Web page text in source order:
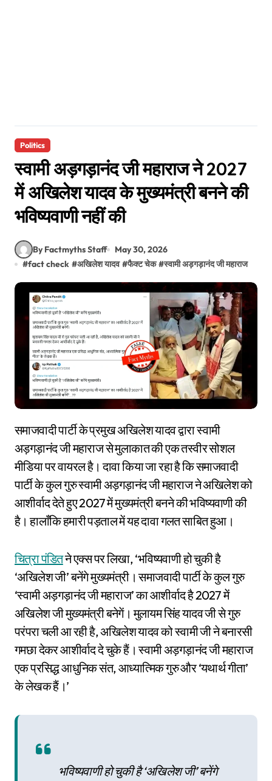
Politics
स्वामी अड़गड़ानंद जी महाराज ने 2027
में अखिलेश यादव के मुख्यमंत्री बनने की
भविष्यवाणी नहीं की
By Factmyths Staff
May 30, 2026
#fact check #अखिलेश यादव #फैक्ट चेक #स्वामी अड़गड़ानंद जी महाराज
समाजवादी पार्टी के प्रमुख अखिलेश यादव द्वारा स्वामी
अड़गड़ानंद जी महाराज से मुलाकात की एक तस्वीर सोशल
मीडिया पर वायरल है। दावा किया जा रहा है कि समाजवादी
पार्टी के कुल गुरु स्वामी अड़गड़ानंद जी महाराज ने अखिलेश को
आशीर्वाद देते हुए 2027 में मुख्यमंत्री बनने की भविष्यवाणी की
है। हालाँकि हमारी पड़ताल में यह दावा गलत साबित हुआ।
चित्रा पंडितने एक्स पर लिखा, ‘भविष्यवाणी हो चुकी है
‘अखिलेश जी’ बनेंगे मुख्यमंत्री। समाजवादी पार्टी के कुल गुरु
‘स्वामी अड़गड़ानंद जी महाराज’ का आशीर्वाद है 2027 में
अखिलेश जी मुख्यमंत्री बनेगें। मुलायम सिंह यादव जी से गुरु
परंपरा चली आ रही है, अखिलेश यादव को स्वामी जी ने बनारसी
गमछा देकर आशीर्वाद दे चुके हैं। स्वामी अड़गड़ानंद जी महाराज
एक प्रसिद्ध आधुनिक संत, आध्यात्मिक गुरु और ‘यथार्थ गीता’
के लेखक हैं।’
भविष्यवाणी हो चुकी है ‘अखिलेश जी’ बनेंगे